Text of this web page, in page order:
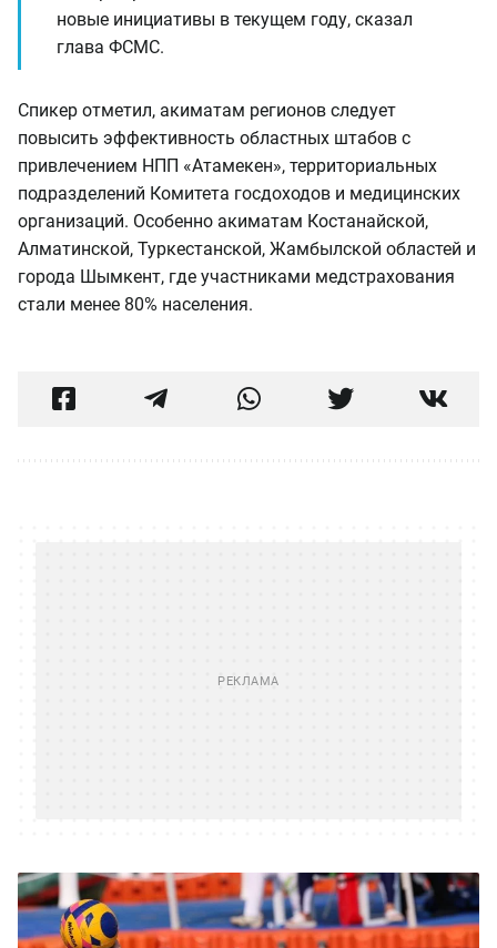
новые инициативы в текущем году, сказал
глава ФСМС.
Спикер отметил, акиматам регионов следует
повысить эффективность областных штабов с
привлечением НПП «Атамекен», территориальных
подразделений Комитета госдоходов и медицинских
организаций. Особенно акиматам Костанайской,
Алматинской, Туркестанской, Жамбылской областей и
города Шымкент, где участниками медстрахования
стали менее 80% населения.